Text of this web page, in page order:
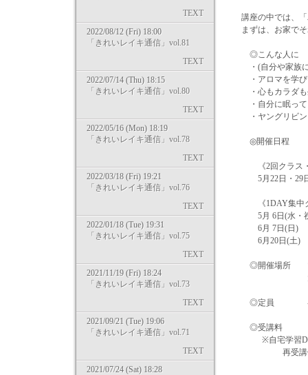
TEXT
2022/08/12 (Fri) 18:00
「きれいレイキ通信」vol.81
TEXT
2022/07/14 (Thu) 18:15
「きれいレイキ通信」vol.80
TEXT
2022/05/16 (Mon) 18:19
「きれいレイキ通信」vol.78
TEXT
2022/03/18 (Fri) 19:21
「きれいレイキ通信」vol.76
TEXT
2022/01/18 (Tue) 19:31
「きれいレイキ通信」vol.75
TEXT
2021/11/19 (Fri) 18:24
「きれいレイキ通信」vol.73
TEXT
2021/09/21 (Tue) 19:06
「きれいレイキ通信」vol.71
TEXT
2021/07/24 (Sat) 18:28
講座の中では、「
まずは、お家でそ
◎こんな人に
・(自分や家族に
・アロマを学び
・心もカラダも
・自分に眠って
・ヤングリビン
◎開催日程
《2回クラス・
5月22日・29日
《1DAY集中
5月 6日(水・
6月 7日(日)
6月20日(土)
◎開催場所 マ
◎定員 各ク
◎受講料
※自宅学習DVD
再受講価格で